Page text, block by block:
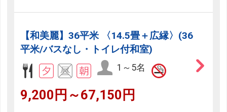
【和美麗】36平米 〈14.5畳＋広縁〉(36
平米/バスなし・トイレ付和室)
1～5名
9,200円～67,150円